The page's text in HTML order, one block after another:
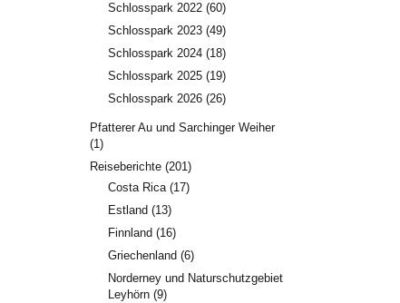
Schlosspark 2022 (60)
Schlosspark 2023 (49)
Schlosspark 2024 (18)
Schlosspark 2025 (19)
Schlosspark 2026 (26)
Pfatterer Au und Sarchinger Weiher
(1)
Reiseberichte (201)
Costa Rica(17)
Estland (13)
Finnland (16)
Griechenland (6)
Norderney und Naturschutzgebiet
Leyhörn (9)